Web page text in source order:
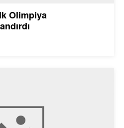
Olimpiya